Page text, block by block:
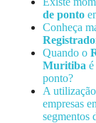
de ponto
Conheça
Quando o
Muritiba
ponto?
A
empresas
segmentos